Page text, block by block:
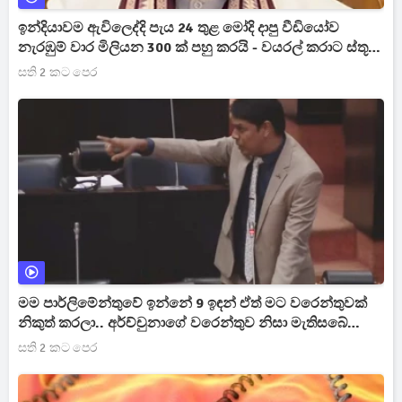
ඉන්දියාවම ඇවිලෙද්දි පැය 24 තුළ මෝදි දාපු වීඩියෝව
නැරඹුම් වාර මිලියන 300 ක් පහු කරයි - වයරල් කරාට ස්තූති
කරමින් තවත් වීඩියෝවක් [VIDEO]
සති 2 කට පෙර
මම පාර්ලිමේන්තුවේ ඉන්නේ 9 ඉඳන් ඒත් මට වරෙන්තුවක්
නිකුත් කරලා.. අර්ච්චුනාගේ වරෙන්තුව නිසා මැතිසබේ
ඇතුළේ උණුසුම් තත්ත්වයක්
සති 2 කට පෙර